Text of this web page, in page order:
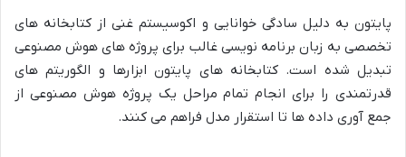
پایتون به دلیل سادگی خوانایی و اکوسیستم غنی از کتابخانه های
تخصصی به زبان برنامه نویسی غالب برای پروژه های هوش مصنوعی
تبدیل شده است. کتابخانه های پایتون ابزارها و الگوریتم های
قدرتمندی را برای انجام تمام مراحل یک پروژه هوش مصنوعی از
جمع آوری داده ها تا استقرار مدل فراهم می کنند.